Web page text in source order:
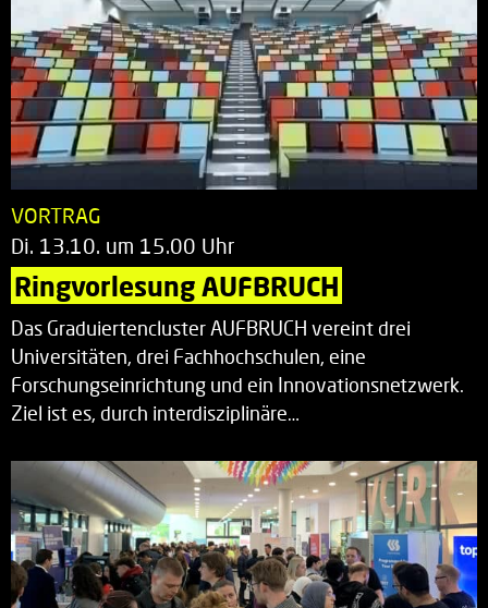
VORTRAG
Di. 13.10. um 15.00 Uhr
Ringvorlesung AUFBRUCH
Das Graduiertencluster AUFBRUCH vereint drei
Universitäten, drei Fachhochschulen, eine
Forschungseinrichtung und ein Innovationsnetzwerk.
Ziel ist es, durch interdisziplinäre…